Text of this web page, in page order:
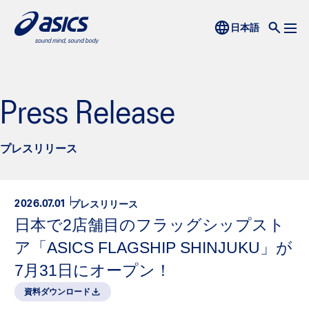
Press Release
プレスリリース
2026.07.01 プレスリリース
日本で2店舗目のフラッグシップスト
ア「ASICS FLAGSHIP SHINJUKU」が
7月31日にオープン！
資料ダウンロード